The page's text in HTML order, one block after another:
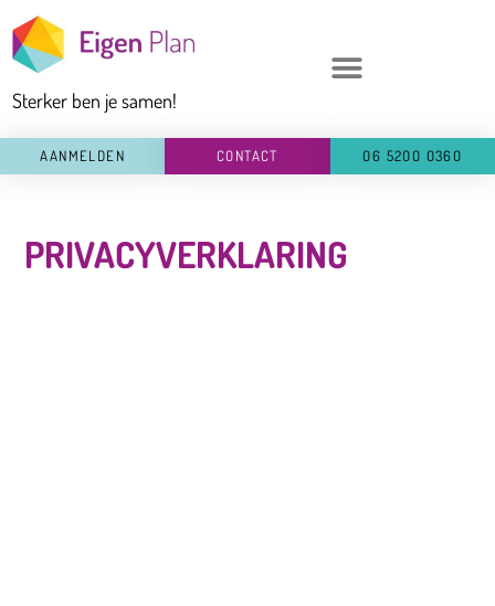
naar
inhoud
Sterker ben je samen!
AANMELDEN CONTACT O6 52OO O36O
PRIVACYVERKLARING